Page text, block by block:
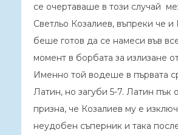
се очертаваше в този случай
Светльо Козалиев, въпреки че
беше готов да се намеси във
момент в борбата за излизане
Именно той водеше в първата
Латин, но загуби 5-7. Латин пък
призна, че Козалиев му е
неудобен съперник и така